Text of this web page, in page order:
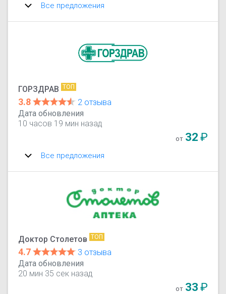
Все предложения
ГОРЗДРАВ ТОП
3.8
2 отзыва
Дата обновления
10 часов 19 мин назад
от 32₽
Все предложения
Доктор Столетов ТОП
4.7
3 отзыва
Дата обновления
20 мин 35 сек назад
от 33₽